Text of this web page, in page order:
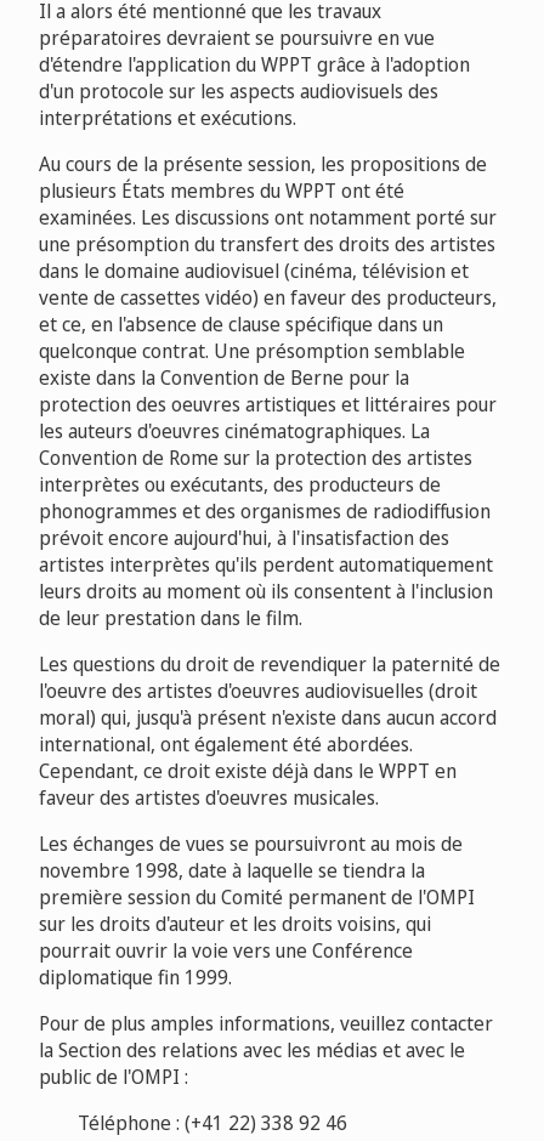
Il a alors été mentionné que les travaux
préparatoires devraient se poursuivre en vue
d'étendre l'application du WPPT grâce à l'adoption
d'un protocole sur les aspects audiovisuels des
interprétations et exécutions.
Au cours de la présente session, les propositions de
plusieurs États membres du WPPT ont été
examinées. Les discussions ont notamment porté sur
une présomption du transfert des droits des artistes
dans le domaine audiovisuel (cinéma, télévision et
vente de cassettes vidéo) en faveur des producteurs,
et ce, en l'absence de clause spécifique dans un
quelconque contrat. Une présomption semblable
existe dans la Convention de Berne pour la
protection des oeuvres artistiques et littéraires pour
les auteurs d'oeuvres cinématographiques. La
Convention de Rome sur la protection des artistes
interprètes ou exécutants, des producteurs de
phonogrammes et des organismes de radiodiffusion
prévoit encore aujourd'hui, à l'insatisfaction des
artistes interprètes qu'ils perdent automatiquement
leurs droits au moment où ils consentent à l'inclusion
de leur prestation dans le film.
Les questions du droit de revendiquer la paternité de
l'oeuvre des artistes d'oeuvres audiovisuelles (droit
moral) qui, jusqu'à présent n'existe dans aucun accord
international, ont également été abordées.
Cependant, ce droit existe déjà dans le WPPT en
faveur des artistes d'oeuvres musicales.
Les échanges de vues se poursuivront au mois de
novembre 1998, date à laquelle se tiendra la
première session du Comité permanent de l'OMPI
sur les droits d'auteur et les droits voisins, qui
pourrait ouvrir la voie vers une Conférence
diplomatique fin 1999.
Pour de plus amples informations, veuillez contacter
la Section des relations avec les médias et avec le
public de l'OMPI :
Téléphone : (+41 22) 338 92 46